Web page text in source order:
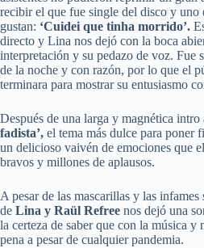
recibir el que fue single del disco y uno
gustan: ‘Cuidei que tinha morrido’.
directo y Lina nos dejó con la boca
interpretación y su pedazo de voz. Fue
de la noche y con razón, por lo que el
terminara para mostrar su entusiasmo
Después de una larga y magnética intro
fadista’, el tema más dulce para poner
un delicioso vaivén de emociones que
bravos y millones de aplausos.
A pesar de las mascarillas y las
de Lina y Raül Refree nos dejó una
la certeza de saber que con la música y
pena a pesar de cualquier pandemia.